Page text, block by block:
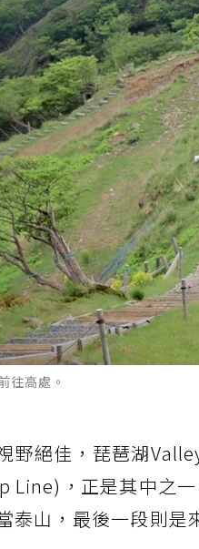
往高處。
野絕佳，琵琶湖
Line)，正是其中之
泰山，最後一段則是